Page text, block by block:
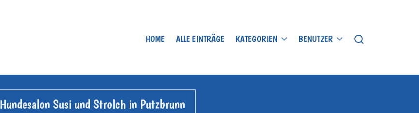
HOME ALLE EINTRÄGE KATEGORIEN BENUTZER
Hundesalon Susi und Strolch in Putzbrunn